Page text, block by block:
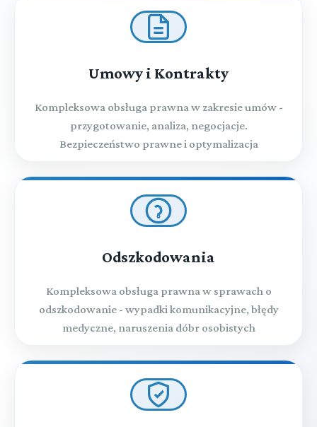
Umowy i Kontrakty
Kompleksowa obsługa prawna w zakresie umów -
przygotowanie, analiza, negocjacje.
Bezpieczeństwo prawne i optymalizacja
Odszkodowania
Kompleksowa obsługa prawna w sprawach o
odszkodowanie - wypadki komunikacyjne, błędy
medyczne, naruszenia dóbr osobistych